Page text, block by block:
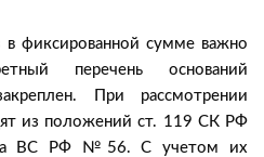
в фиксированной сумме важно
перечень оснований
При рассмотрении
из положений ст. 119 СК РФ
ВС РФ №56. С учетом их